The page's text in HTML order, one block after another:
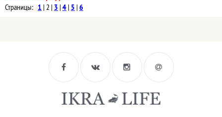
Страницы: 1 | 2 | 3 | 4 | 5 | 6